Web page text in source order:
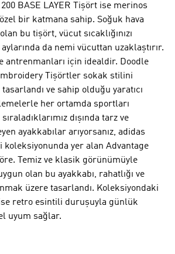
BASE LAYER Tişört ise merinos
bir katmana sahip. Soğuk hava
bu tişört, vücut sıcaklığınızı
da nemi vücuttan uzaklaştırır.
antrenmanları için idealdir. Doodle
Tişörtler sokak stilini
ve sahip olduğu yaratıcı
her ortamda sportları
dışında tarz ve
ayakkabılar arıyorsanız, adidas
koleksiyonunda yer alan Advantage
Temiz ve klasik görünümüyle
olan bu ayakkabı, rahatlığı ve
üzere tasarlandı. Koleksiyondaki
retro esintili duruşuyla günlük
uyum sağlar.